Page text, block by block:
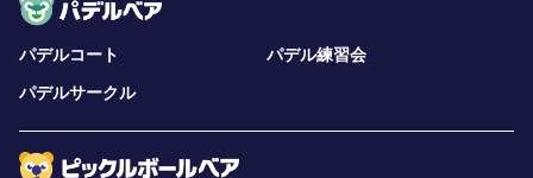
パデルコート
パデル練習会
パデルサークル